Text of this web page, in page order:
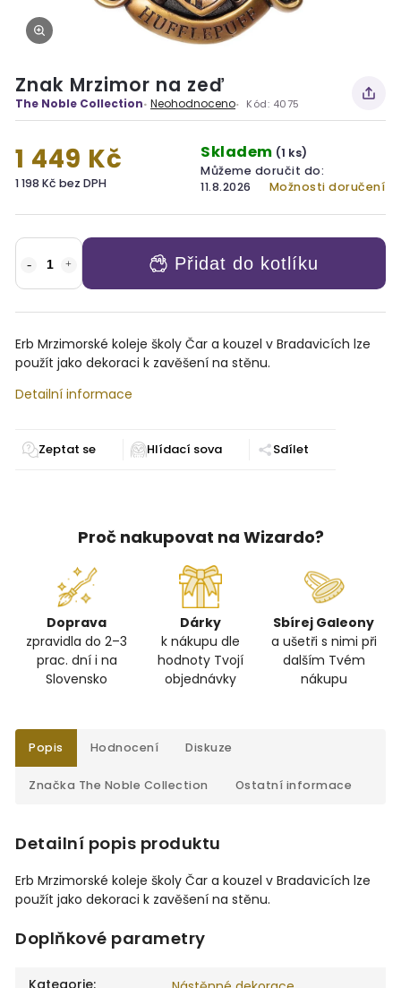
Znak Mrzimor na zeď
The Noble Collection Neohodnoceno Kód: 4075
1 449 Kč
1 198 Kč bez DPH
Skladem (1 ks)
Můžeme doručit do:
11.8.2026
Možnosti doručení
Přidat do kotlíku
Erb Mrzimorské koleje školy Čar a kouzel v Bradavicích lze
použít jako dekoraci k zavěšení na stěnu.
Detailní informace
Zeptat se Sdílet
Proč nakupovat na Wizardo?
Doprava
zpravidla do 2–3
prac. dní i na
Slovensko
Dárky
k nákupu dle
hodnoty Tvojí
objednávky
Sbírej Galeony
a ušetři s nimi při
dalším Tvém
nákupu
Popis Hodnocení Diskuze
Značka The Noble Collection Ostatní informace
Detailní popis produktu
Erb Mrzimorské koleje školy Čar a kouzel v Bradavicích lze
použít jako dekoraci k zavěšení na stěnu.
Doplňkové parametry
Kategorie: